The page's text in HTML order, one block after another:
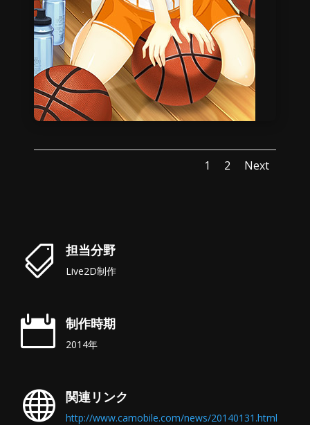
1 2 Next
 担当分野
Live2D制作
 制作時期
2014年
 関連リンク
http://www.camobile.com/news/20140131.html